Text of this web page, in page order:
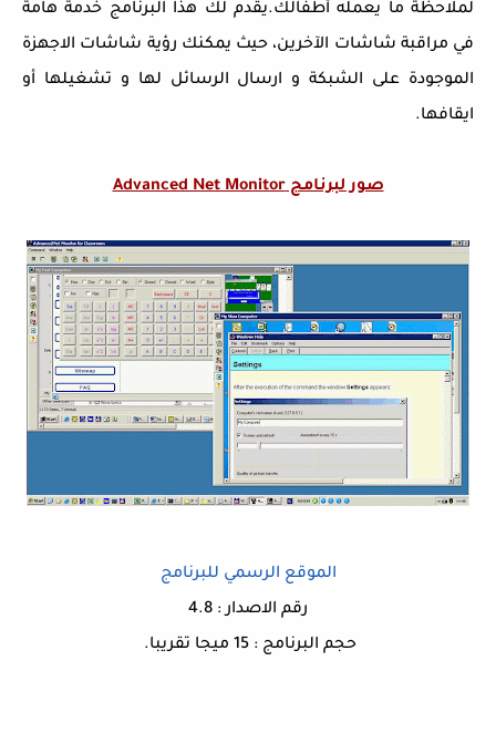
لملاحظة ما يعمله أطفالك.يقدم لك هذا البرنامج خدمة هامة
في مراقبة شاشات الآخرين، حيث يمكنك رؤية شاشات الاجهزة
الموجودة على الشبكة و ارسال الرسائل لها و تشغيلها أو
ايقافها.
صور لبرنامج Advanced Net Monitor
الموقع الرسمي للبرنامج
رقم الاصدار : 4.8
حجم البرنامج : 15 ميجا تقريبا.